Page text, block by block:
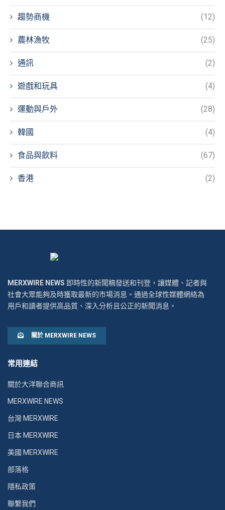
趨勢商機 (12)
農林漁牧 (25)
通訊 (2)
遊戲和玩具 (4)
運動與戶外 (28)
韓國 (4)
食品與飲料 (67)
香港 (2)
MERXWIRE NEWS 即時性的新聞稿發送和刊登，讓媒體、記者與
社會大眾能夠及時獲取最新的市場消息。通過全球性媒體網絡為
用戶和讀者提供高品質、深入分析且公正的新聞消息。
關於 MERXWIRE NEWS
常用連結
關於大洋聯合商訊
MERXWIRE NEWS
台灣 MERXWIRE
日本 MERXWIRE
美國 MERXWIRE
部落格
隱私政策
聯繫我們